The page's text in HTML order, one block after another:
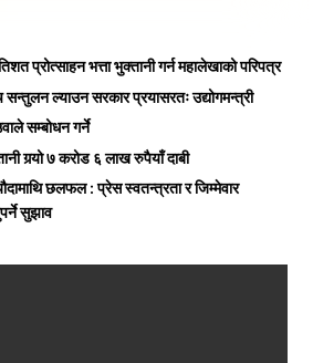
प्रोत्साहन भत्ता भुक्तानी गर्न महालेखाको परिपत्र
सन्तुलन ल्याउन सरकार प्रयासरतः उद्योगमन्त्री
सम्बोधन गर्ने
गर्‍यो ७ करोड ६ लाख रुपैयाँ दाबी
छलफल : प्रेस स्वतन्त्रता र जिम्मेवार
सुझाव